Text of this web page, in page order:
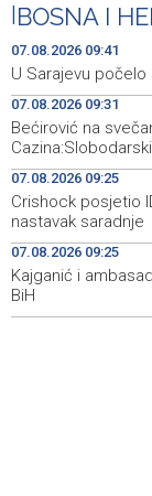
09:31
Bećirović
09:27
'Gastro
proizvođače
09:25
Crishock
za nastavak
09:25
Kajganić i
evropskom putu
09:07
Aktivan
Tractor i helikopter
BOSNA I
07.08.2026 09:41
U Sarajevu počelo
07.08.2026 09:31
Bećirović na
07.08.2026 09:25
Crishock posjetio
nastavak saradnje
07.08.2026 09:25
Kajganić i
BiH